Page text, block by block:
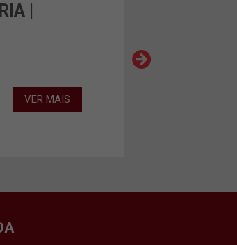
|
VER MAIS